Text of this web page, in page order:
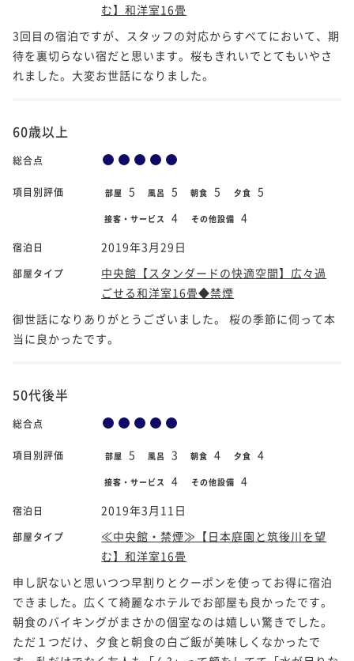
む】和洋室16畳
3回目の宿泊ですが、スタッフの対応からすべてにおいて、期
待を裏切らない宿だと思います。桜もきれいでとてもいやさ
れました。大変お世話になりました。
60歳以上
総合点
項目別評価 部屋 5 風呂 5 朝食 5 夕食 5
接客・サービス 4 その他設備 4
宿泊日 2019年3月29日
部屋タイプ
中央館【スタンダードの快適空間】広々過
ごせる和洋室16畳◆禁煙
御世話になりありがとうございました。 桜の季節に伺って本
当に良かったです。
50代後半
総合点
項目別評価 部屋 5 風呂 3 朝食 4 夕食 4
接客・サービス 4 その他設備 4
宿泊日 2019年3月11日
部屋タイプ
≪中央館・禁煙≫【日本庭園と筑後川を望
む】和洋室16畳
申し訳ないと思いつつ早割りとクーポンを使ってお得に宿泊
できました。広くて綺麗なホテルでお部屋も良かったです。
朝食のバイキングがまさかの個室なのは嬉しい驚きでした。
ただ１つだけ、夕食と朝食の白ご飯が美味しくなかったで